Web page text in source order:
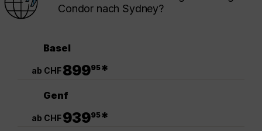
Condor nach Sydney?
Basel
ab CHF89995*
Genf
ab CHF93995*